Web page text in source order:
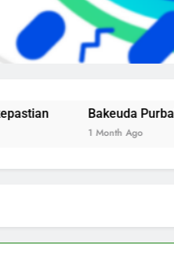
Bakeuda Purbalingga
1 Month Ago